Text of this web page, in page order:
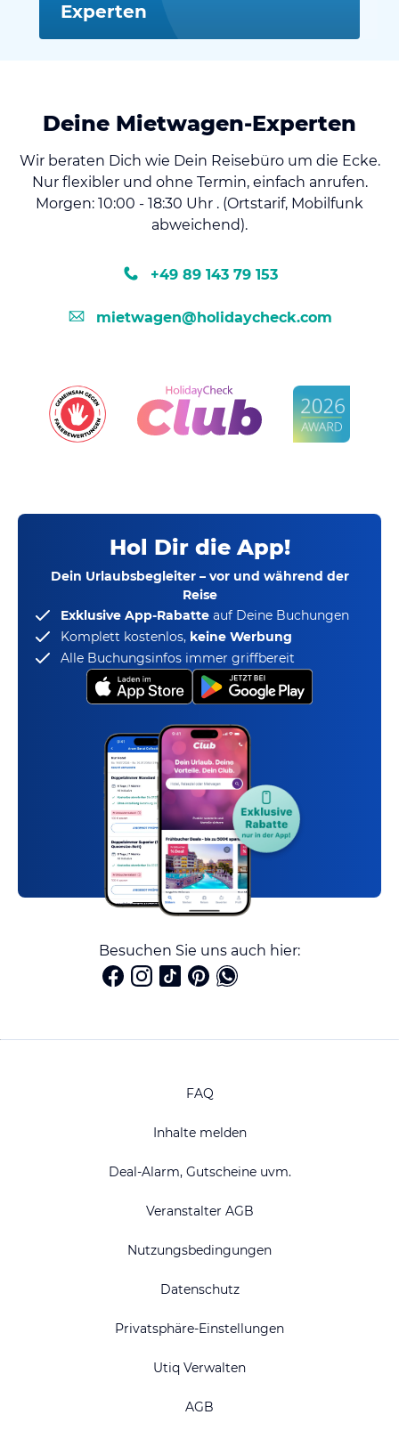
Experten
Deine Mietwagen-Experten
Wir beraten Dich wie Dein Reisebüro um die Ecke.
Nur flexibler und ohne Termin, einfach anrufen.
Morgen: 10:00 - 18:30 Uhr . (Ortstarif, Mobilfunk
abweichend).
+49 89 143 79 153
mietwagen@holidaycheck.com
Hol Dir die App!
Dein Urlaubsbegleiter – vor und während der
Reise
Exklusive App-Rabatte auf Deine Buchungen
Komplett kostenlos, keine Werbung
Alle Buchungsinfos immer griffbereit
Besuchen Sie uns auch hier:
FAQ
Inhalte melden
Deal-Alarm, Gutscheine uvm.
Veranstalter AGB
Nutzungsbedingungen
Datenschutz
Privatsphäre-Einstellungen
Utiq Verwalten
AGB